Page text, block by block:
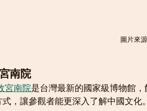
圖片來
南院
宮南院是台灣最新的國家級博物館
式，讓參觀者能更深入了解中國文化。